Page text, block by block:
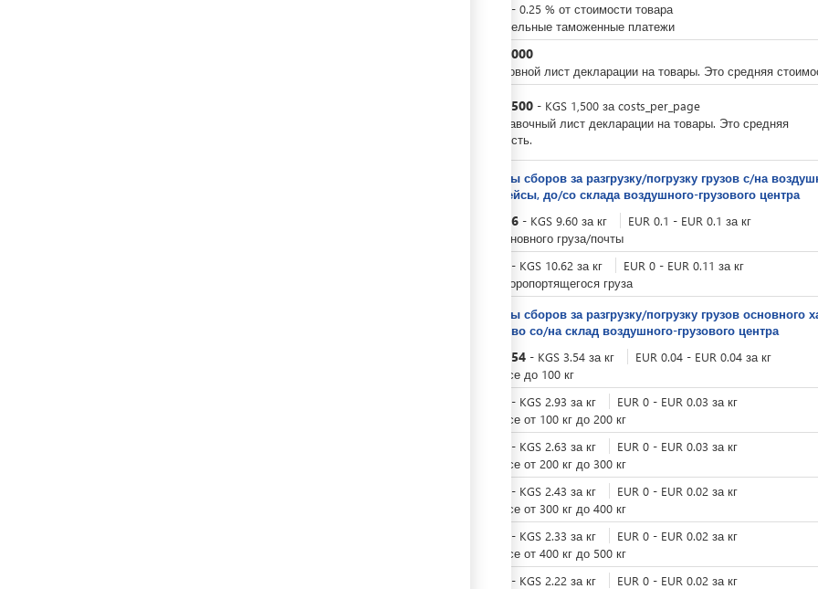
- 0.25 % от стоимости товара
Обязательные таможенные платежи
3,000
За основной лист декларации на товары. Это средняя
1,500 - KGS 1,500 за costs_per_page
За добавочный лист декларации на товары. Это средняя
стоимость.
Тарифы сборов за разгрузку/погрузку грузов с/на
авиарейсы, до/со склада воздушного-грузового центра
9.6 - KGS 9.60 за кг EUR 0.1 - EUR 0.1 за кг
Для основного груза/почты
- KGS 10.62 за кг EUR 0 - EUR 0.11 за кг
Для скоропортящегося груза
Тарифы сборов за разгрузку/погрузку грузов
средство со/на склад ​воздушного-грузового центра
3.54 - KGS 3.54 за кг EUR 0.04 - EUR 0.04 за кг
при весе до 100 кг
- KGS 2.93 за кг EUR 0 - EUR 0.03 за кг
при весе от 100 кг до 200 кг
- KGS 2.63 за кг EUR 0 - EUR 0.03 за кг
при весе от 200 кг до 300 кг
- KGS 2.43 за кг EUR 0 - EUR 0.02 за кг
при весе от 300 кг до 400 кг
- KGS 2.33 за кг EUR 0 - EUR 0.02 за кг
при весе от 400 кг до 500 кг
- KGS 2.22 за кг EUR 0 - EUR 0.02 за кг